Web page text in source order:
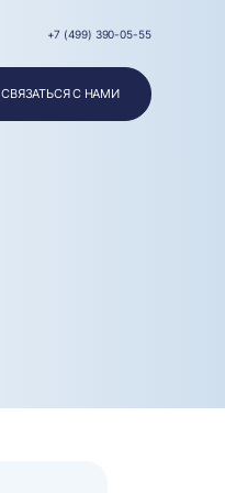
+7 (499) 390-05-55
СВЯЗАТЬСЯ С НАМИ